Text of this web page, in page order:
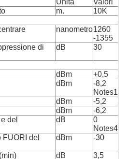
Unità
Valori
m.
10K
nanometro1260
-1355
di
dB 30
dBm
+0,5
dBm
-8,2
Notes1
dBm
-5,2
dBm
-6,2
del
dB
0
Notes4
del
dBm -30
dB
3,5